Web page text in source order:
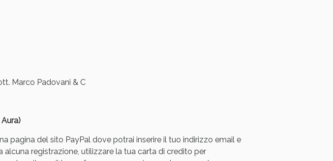
Marco Padovani & C
pagina del sito PayPal dove potrai inserire il tuo indirizzo email e
registrazione, utilizzare la tua carta di credito per
fino al 45% oggi!